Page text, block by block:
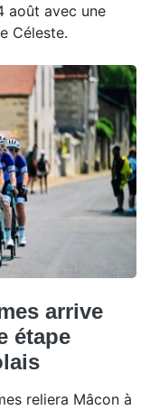
août avec une
Céleste.
arrive
étape
reliera Mâcon à